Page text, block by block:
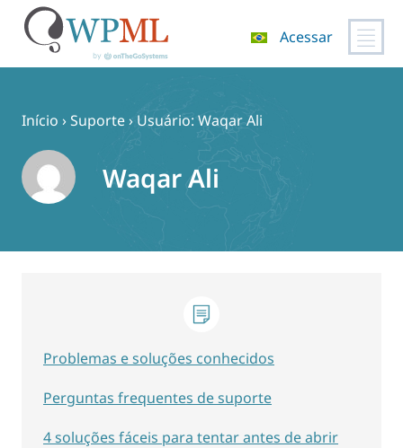
Acessar
Início ›Suporte› Usuário: Waqar Ali
Waqar Ali
Problemas e soluções conhecidos
Perguntas frequentes de suporte
4 soluções fáceis para tentar antes de abrir